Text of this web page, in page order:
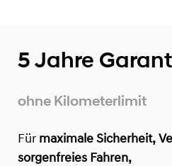
5 Jahre
ohne Kilometerlimit
Für maximale Sicherheit,
sorgenfreies Fahren,